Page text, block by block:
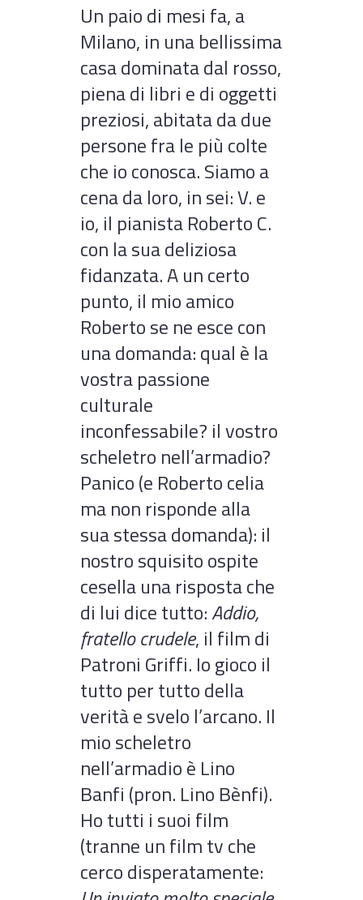
Un paio di mesi fa, a
Milano, in una bellissima
casa dominata dal rosso,
piena di libri e di oggetti
preziosi, abitata da due
persone fra le più colte
che io conosca. Siamo a
cena da loro, in sei: V. e
io, il pianista Roberto C.
con la sua deliziosa
fidanzata. A un certo
punto, il mio amico
Roberto se ne esce con
una domanda: qual è la
vostra passione
culturale
inconfessabile? il vostro
scheletro nell’armadio?
Panico (e Roberto celia
ma non risponde alla
sua stessa domanda): il
nostro squisito ospite
cesella una risposta che
di lui dice tutto:Addio,
fratello crudele, il film di
Patroni Griffi. Io gioco il
tutto per tutto della
verità e svelo l’arcano. Il
mio scheletro
nell’armadio è Lino
Banfi (pron. Lino Bènfi).
Ho tutti i suoi film
(tranne un film tv che
cerco disperatamente: